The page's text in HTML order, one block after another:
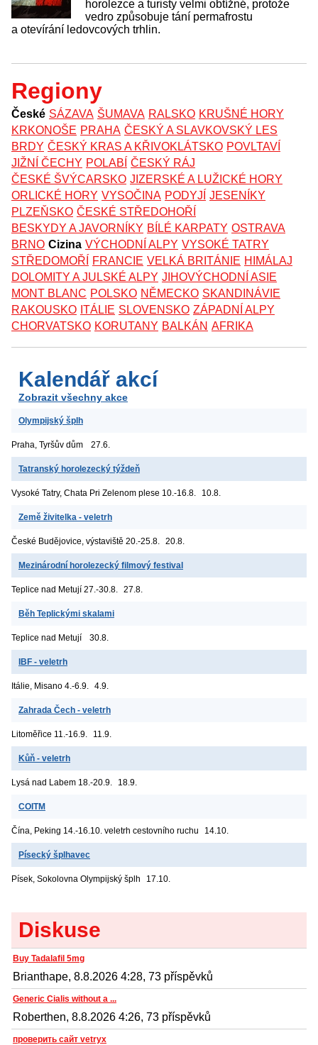
horolezce a turisty velmi obtížné, protože
vedro způsobuje tání permafrostu
a otevírání ledovcových trhlin.
Regiony
České SÁZAVA ŠUMAVA RALSKO KRUŠNÉ HORY
KRKONOŠE PRAHA ČESKÝ A SLAVKOVSKÝ LES
BRDY ČESKÝ KRAS A KŘIVOKLÁTSKO POVLTAVÍ
JIŽNÍ ČECHY POLABÍ ČESKÝ RÁJ
ČESKÉ ŠVÝCARSKO JIZERSKÉ A LUŽICKÉ HORY
ORLICKÉ HORY VYSOČINA PODYJÍ JESENÍKY
PLZEŇSKO ČESKÉ STŘEDOHOŘÍ
BESKYDY A JAVORNÍKY BÍLÉ KARPATY OSTRAVA
BRNO Cizina VÝCHODNÍ ALPY VYSOKÉ TATRY
STŘEDOMOŘÍ
FRANCIE VELKÁ BRITÁNIE HIMÁLAJ
DOLOMITY A JULSKÉ ALPY JIHOVÝCHODNÍ ASIE
MONT BLANC POLSKO NĚMECKO SKANDINÁVIE
RAKOUSKO ITÁLIE SLOVENSKO ZÁPADNÍ ALPY
CHORVATSKO KORUTANY BALKÁN AFRIKA
Kalendář akcí
Zobrazit všechny akce
Olympijský šplh
Praha, Tyršův dům 27.6.
Tatranský horolezecký týždeň
Vysoké Tatry, Chata Pri Zelenom plese 10.-16.8. 10.8.
Země živitelka - veletrh
České Budějovice, výstaviště 20.-25.8. 20.8.
Mezinárodní horolezecký filmový festival
Teplice nad Metují 27.-30.8. 27.8.
Běh Teplickými skalami
Teplice nad Metují 30.8.
IBF - veletrh
Itálie, Misano 4.-6.9. 4.9.
Zahrada Čech - veletrh
Litoměřice 11.-16.9. 11.9.
Kůň - veletrh
Lysá nad Labem 18.-20.9. 18.9.
COITM
Čína, Peking 14.-16.10. veletrh cestovního ruchu 14.10.
Písecký šplhavec
Písek, Sokolovna Olympijský šplh 17.10.
Diskuse
Buy Tadalafil 5mg
Brianthape, 8.8.2026 4:28, 73 příspěvků
Generic Cialis without a ...
Roberthen, 8.8.2026 4:26, 73 příspěvků
проверить сайт vetryx